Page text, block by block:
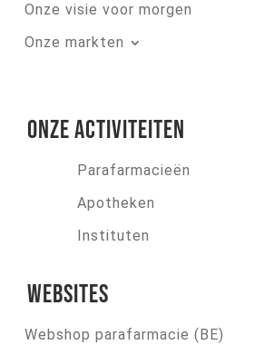
Onze visie voor morgen
Onze markten
Onze activiteiten
Parafarmacieën
Apotheken
Instituten
Websites
Webshop parafarmacie (BE)